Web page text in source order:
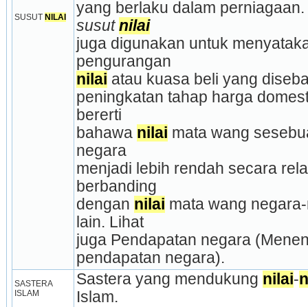
SUSUT NILAI susut nilai
juga digunakan untuk
pengurangan
nilai atau kuasa beli yang
peningkatan tahap harga
bererti
bahawa nilai mata wang
negara
menjadi lebih rendah secara
berbanding
dengan nilai mata wang
lain. Lihat
juga Pendapatan negara
pendapatan negara).
SASTERA
ISLAM
Sastera yang mendukung nilai-
Islam.